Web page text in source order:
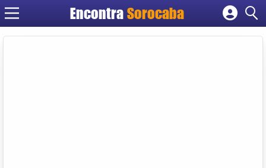
EncontraSorocaba
Cadastrar empresa